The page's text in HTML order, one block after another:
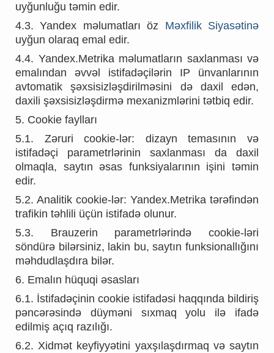
uyğunluğu təmin edir.
4.3. Yandex məlumatları öz Məxfilik Siyasətinə
uyğun olaraq emal edir.
4.4. Yandex.Metrika məlumatların saxlanması və
emalından əvvəl istifadəçilərin IP ünvanlarının
avtomatik şəxsisizləşdirilməsini də daxil edən,
daxili şəxsisizləşdirmə mexanizmlərini tətbiq edir.
5. Cookie faylları
5.1. Zəruri cookie-lər: dizayn temasının və
istifadəçi parametrlərinin saxlanması da daxil
olmaqla, saytın əsas funksiyalarının işini təmin
edir.
5.2. Analitik cookie-lər: Yandex.Metrika tərəfindən
trafikin təhlili üçün istifadə olunur.
5.3. Brauzerin parametrlərində cookie-ləri
söndürə bilərsiniz, lakin bu, saytın funksionallığını
məhdudlaşdıra bilər.
6. Emalın hüquqi əsasları
6.1. İstifadəçinin cookie istifadəsi haqqında bildiriş
pəncərəsində düyməni sıxmaq yolu ilə ifadə
edilmiş açıq razılığı.
6.2. Xidmət keyfiyyətini yaxşılaşdırmaq və saytın